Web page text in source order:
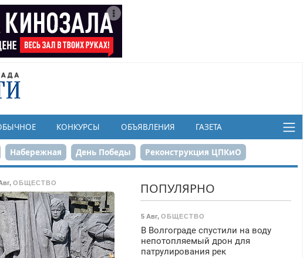
КОНКУРСЫ ОБЪЯВЛЕНИЯ ГАЗЕТА
Набережная День Победы Реконструкция ЦПКиО
летчиков
, ОБЩЕСТВО ПОПУЛЯРНО
5 Авг, ОБЩЕСТВО
В Волгограде спустили на воду
непотопляемый дрон для
патрулирования рек